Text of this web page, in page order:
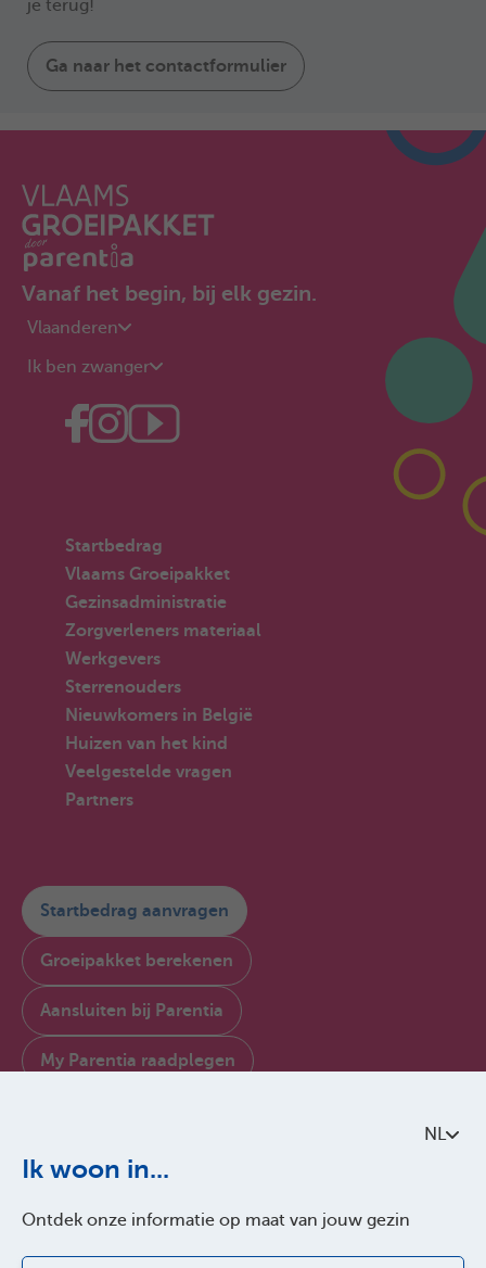
NL
Ik woon in...
Ontdek onze informatie op maat van jouw gezin
je terug!
Ga naar het contactformulier
Vanaf het begin, bij elk gezin.
Vlaanderen
Ik ben zwanger
Startbedrag
Vlaams Groeipakket
Gezinsadministratie
Zorgverleners materiaal
Werkgevers
Sterrenouders
Nieuwkomers in België
Huizen van het kind
Veelgestelde vragen
Partners
Startbedrag aanvragen
Groeipakket berekenen
Aansluiten bij Parentia
My Parentia raadplegen
Over Parentia
Toegankelijkheid